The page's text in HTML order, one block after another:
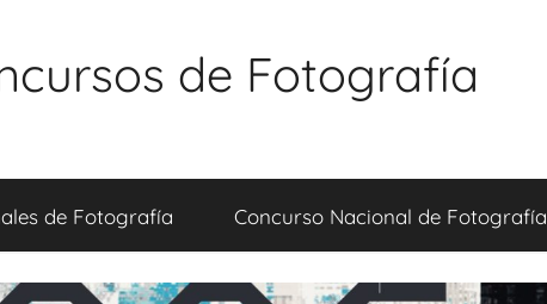
de Fotografía
de Fotografía Concurso Nacional de Fotografía